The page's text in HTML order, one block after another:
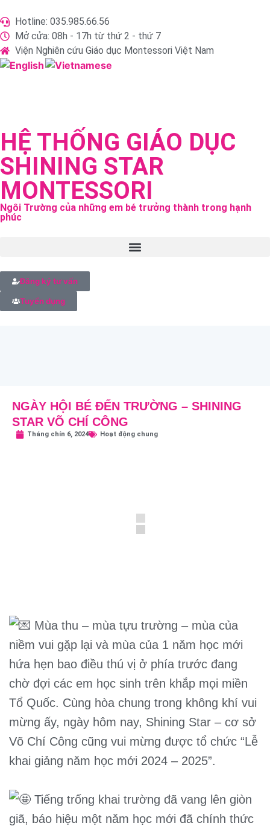
Hotline: 035.985.66.56
Mở cửa: 08h - 17h từ thứ 2 - thứ 7
Viện Nghiên cứu Giáo dục Montessori Việt Nam
HỆ THỐNG GIÁO DỤC
SHINING STAR
MONTESSORI
Ngôi Trường của những em bé trưởng thành trong hạnh
phúc
Đăng ký tư vấn
Tuyển dụng
NGÀY HỘI BÉ ĐẾN TRƯỜNG – SHINING
STAR VÕ CHÍ CÔNG
Tháng chín 6, 2024 Hoạt động chung
Mùa thu – mùa tựu trường – mùa của
niềm vui gặp lại và mùa của 1 năm học mới
hứa hẹn bao điều thú vị ở phía trước đang
chờ đợi các em học sinh trên khắp mọi miền
Tổ Quốc. Cùng hòa chung trong không khí vui
mừng ấy, ngày hôm nay, Shining Star – cơ sở
Võ Chí Công cũng vui mừng được tổ chức “Lễ
khai giảng năm học mới 2024 – 2025”.
Tiếng trống khai trường đã vang lên giòn
giã, báo hiệu một năm học mới đã chính thức